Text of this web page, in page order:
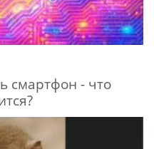
смартфон - что